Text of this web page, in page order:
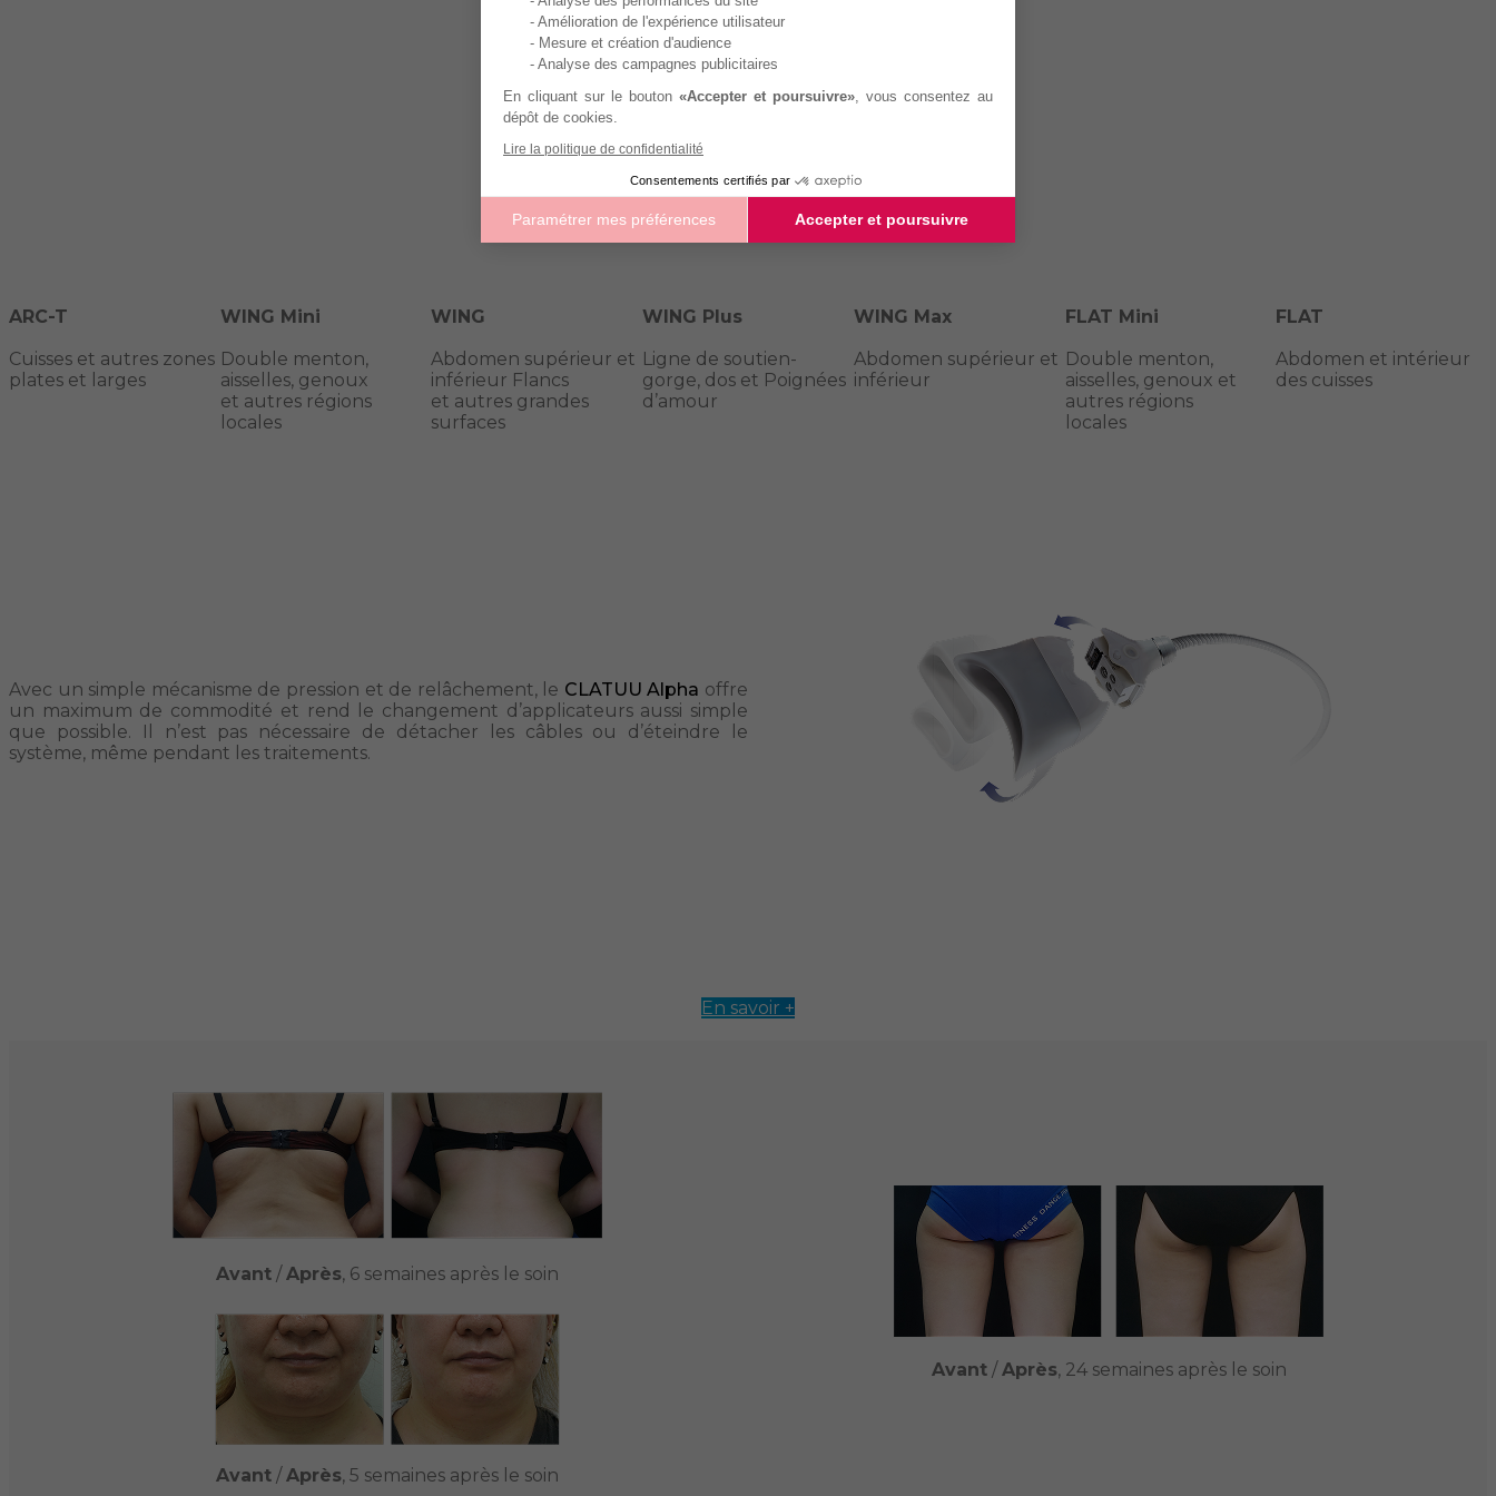
- Amélioration de l'expérience utilisateur
- Mesure et création d'audience
- Analyse des campagnes publicitaires
En cliquant sur le bouton «Accepter et poursuivre», vous consentez au
dépôt de cookies.
Lire la politique de confidentialité
Consentements certifiés par
Paramétrer mes préférences Accepter et poursuivre
ARC-T
Cuisses et autres zones
plates et larges
WING Mini
Double menton,
aisselles, genoux
et autres régions
locales
WING
Abdomen supérieur et
inférieur Flancs
et autres grandes
surfaces
WING Plus
Ligne de soutien-
gorge, dos et Poignées
d’amour
WING Max
Abdomen supérieur et
inférieur
FLAT Mini
Double menton,
aisselles, genoux et
autres régions
locales
FLAT
Abdomen et intérieur
des cuisses
Avec un simple mécanisme de pression et de relâchement, le CLATUU Alpha offre
un maximum de commodité et rend le changement d’applicateurs aussi simple
que possible. Il n’est pas nécessaire de détacher les câbles ou d’éteindre le
système, même pendant les traitements.
En savoir +
Avant / Après, 6 semaines après le soin
Avant / Après, 5 semaines après le soin
Avant/ Après, 24 semaines après le soin